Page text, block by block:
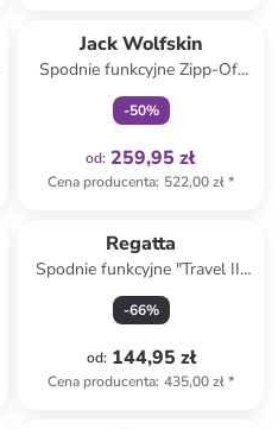
Jack Wolfskin
Spodnie funkcyjne Zipp-Off
"Hikeout" w kolorze zielonym
-50%
od: 259,95 zł
Cena producenta: 522,00 zł*
Regatta
Spodnie funkcyjne "Travel II"
w kolorze granatowym
-66%
od: 144,95 zł
Cena producenta: 435,00 zł*